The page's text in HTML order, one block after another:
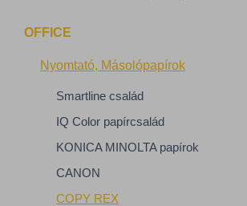
OFFICE
Nyomtató, Másolópapírok
Smartline család
IQ Color papírcsalád
KONICA MINOLTA papírok
CANON
COPY REX